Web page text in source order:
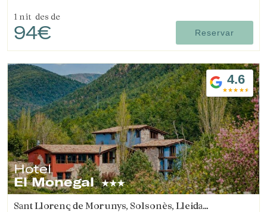
1 nit des de
94€ Reservar
4.6
Hotel
El Monegal
Sant Llorenç de Morunys, Solsonès, Lleida